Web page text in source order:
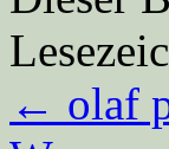
← olaf